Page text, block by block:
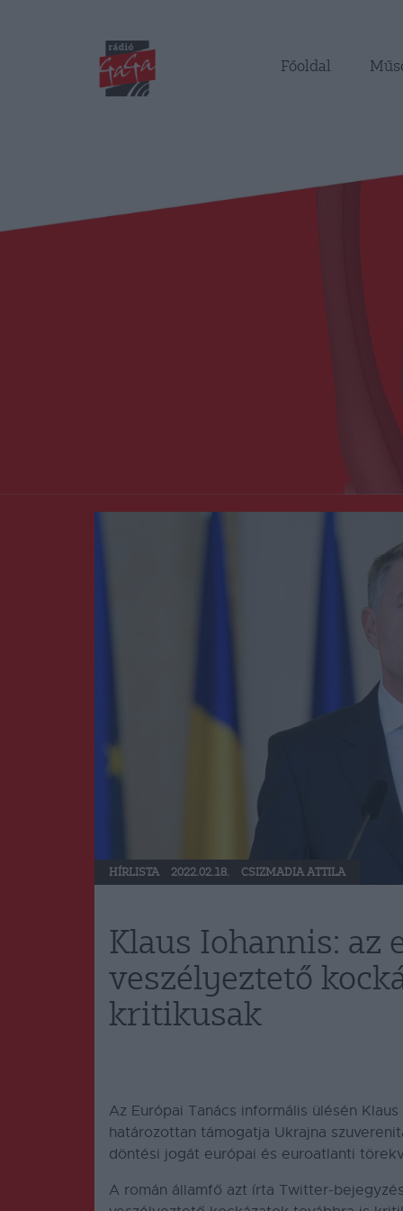
Főoldal
HÍRLISTA 2022.02.18. CSIZMADIA ATTILA
Klaus Iohannis: az
veszélyeztető
kritikusak
Az Európai Tanács informális ülésén
határozottan támogatja Ukrajna
döntési jogát európai és euroatlanti
A román államfő azt írta Twitter-